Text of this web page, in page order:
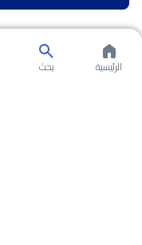
الرئيسية بحث